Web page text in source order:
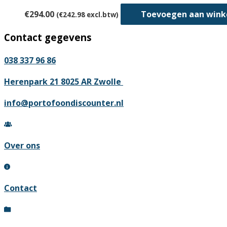
Deze
optie
€294.00 (€242.98 excl.btw) Toevoegen aan
Contact gegevens
038 337 96 86
Herenpark 21 8025 AR Zwolle
info@portofoondiscounter.nl
Over ons
Contact